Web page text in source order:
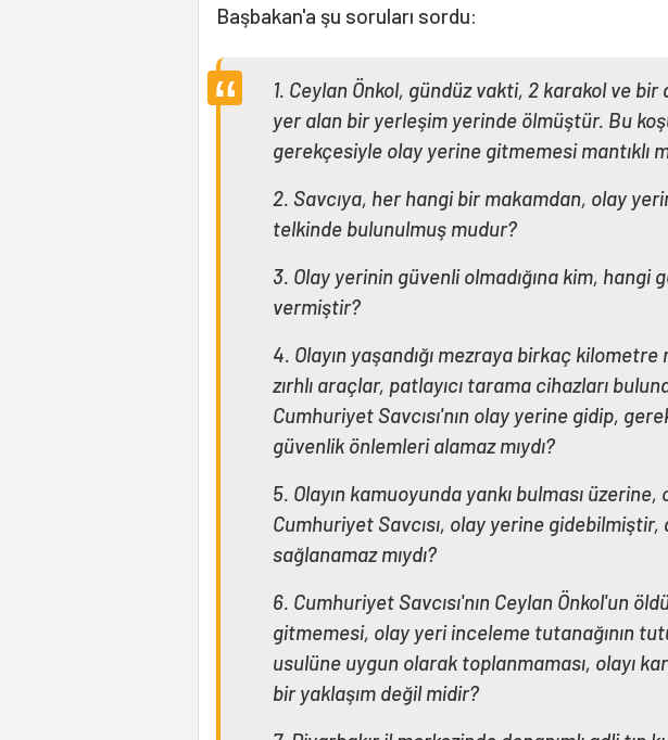
Başbakan'a şu soruları sordu:
1. Ceylan Önkol, gündüz vakti, 2 karakol ve bir
yer alan bir yerleşim yerinde ölmüştür. Bu
gerekçesiyle olay yerine gitmemesi mantıklı
2. Savcıya, her hangi bir makamdan, olay
telkinde bulunulmuş mudur?
3. Olay yerinin güvenli olmadığına kim, hangi
vermiştir?
4. Olayın yaşandığı mezraya birkaç
zırhlı araçlar, patlayıcı tarama cihazları
Cumhuriyet Savcısı'nın olay yerine gidip,
güvenlik önlemleri alamaz mıydı?
5. Olayın kamuoyunda yankı bulması
Cumhuriyet Savcısı, olay yerine gidebilmiştir,
sağlanamaz mıydı?
6. Cumhuriyet Savcısı'nın Ceylan Önkol'un
gitmemesi, olay yeri inceleme tutanağının
usulüne uygun olarak toplanmaması, olayı
bir yaklaşım değil midir?